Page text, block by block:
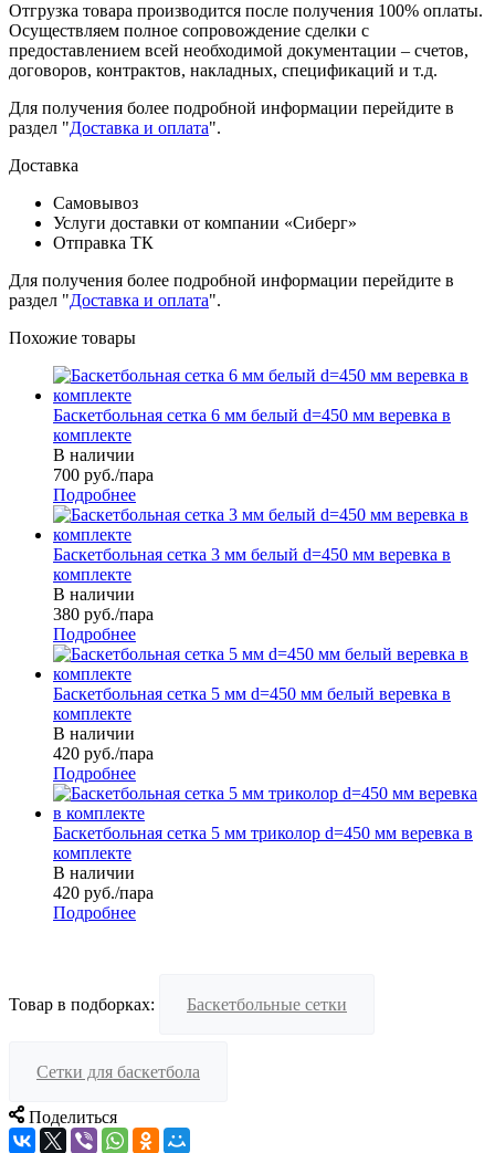
Отгрузка товара производится после получения 100% оплаты.
Осуществляем полное сопровождение сделки с
предоставлением всей необходимой документации – счетов,
договоров, контрактов, накладных, спецификаций и т.д.
Для получения более подробной информации перейдите в
раздел "Доставка и оплата".
Доставка
Самовывоз
Услуги доставки от компании «Сиберг»
Отправка ТК
Для получения более подробной информации перейдите в
раздел "Доставка и оплата".
Похожие товары
Баскетбольная сетка 6 мм белый d=450 мм веревка в
комплекте
В наличии
700 руб./пара
Подробнее
Баскетбольная сетка 3 мм белый d=450 мм веревка в
комплекте
В наличии
380 руб./пара
Подробнее
Баскетбольная сетка 5 мм d=450 мм белый веревка в
комплекте
В наличии
420 руб./пара
Подробнее
Баскетбольная сетка 5 мм триколор d=450 мм веревка в
комплекте
В наличии
420 руб./пара
Подробнее
Товар в подборках: Баскетбольные сетки
Сетки для баскетбола
Поделиться